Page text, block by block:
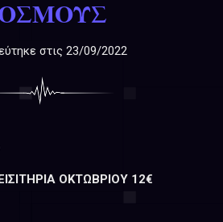
στις 23/09/2022
ΟΚΤΩΒΡΙΟΥ 12€